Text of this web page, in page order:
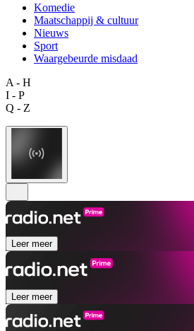
Komedie
Maatschappij & cultuur
Nieuws
Sport
Waargebeurde misdaad
A - H
I - P
Q - Z
Leer meer
Leer meer